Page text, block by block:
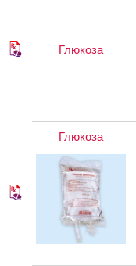
Глюкоза
Глюкоза